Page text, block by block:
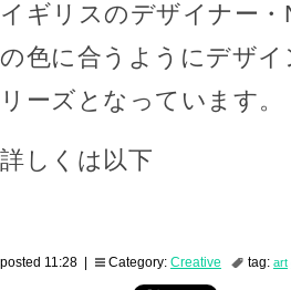
イギリスのデザイナー
の色に合うようにデザ
リーズとなっています。
詳しくは以下
posted 11:28 | Category: Creative tag: art